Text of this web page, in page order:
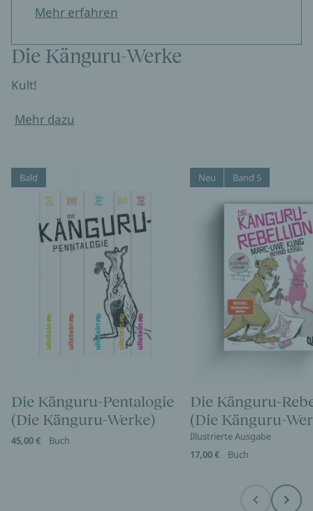
Mehr erfahren
Die Känguru-Werke
Kult!
Mehr dazu
Bald
Die Känguru-Pentalogie
(Die Känguru-Werke)
45,00 € Buch
Neu Band 5
Die Känguru-
(Die Känguru-
Illustrierte Ausgabe
17,00 €
Buch
Before Next